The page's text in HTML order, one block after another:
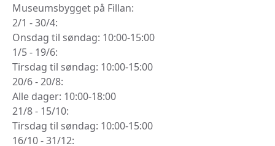
Museumsbygget på Fillan:
2/1 - 30/4:
Onsdag til søndag: 10:00-15:00
1/5 - 19/6:
Tirsdag til søndag: 10:00-15:00
20/6 - 20/8:
Alle dager: 10:00-18:00
21/8 - 15/10:
Tirsdag til søndag: 10:00-15:00
16/10 - 31/12: